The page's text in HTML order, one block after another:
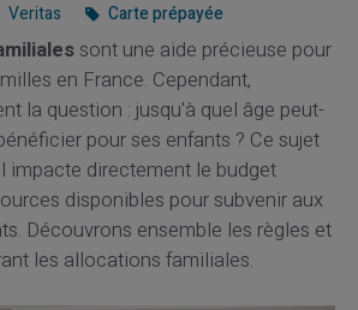
Veritas Carte prépayée
sont une aide précieuse pour
en France. Cependant,
la question : jusqu'à quel âge peut-
pour ses enfants ? Ce sujet
impacte directement le budget
disponibles pour subvenir aux
Découvrons ensemble les règles et
les allocations familiales.